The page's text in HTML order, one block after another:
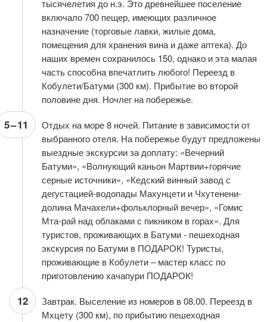
тысячелетия до н.э. Это древнейшее поселение
включало 700 пещер, имеющих различное
назначение (торговые лавки, жилые дома,
помещения для хранения вина и даже аптека). До
наших времен сохранилось 150, однако и эта малая
часть способна впечатлить любого! Переезд в
Кобулети/Батуми (300 км). Прибытие во второй
половине дня. Ночлег на побережье.
5–11
Отдых на море 8 ночей. Питание в зависимости от
выбранного отеля. На побережье будут предложены
выездные экскурсии за доплату: «Вечерний
Батуми», «Волнующий каньон Мартвии+горячие
серные источники», «Кедский винный завод с
дегустацией-водопады Махунцети и Чхутенени-
долина Мачахели+фольклорный вечер», «Гомис
Мта-рай над облаками с пикником в горах». Для
туристов, проживающих в Батуми - пешеходная
экскурсия по Батуми в ПОДАРОК! Туристы,
проживающие в Кобулети – мастер класс по
приготовлению хачапури ПОДАРОК!
12
Завтрак. Выселение из номеров в 08.00. Переезд в
Мхцету (300 км), по прибытию пешеходная